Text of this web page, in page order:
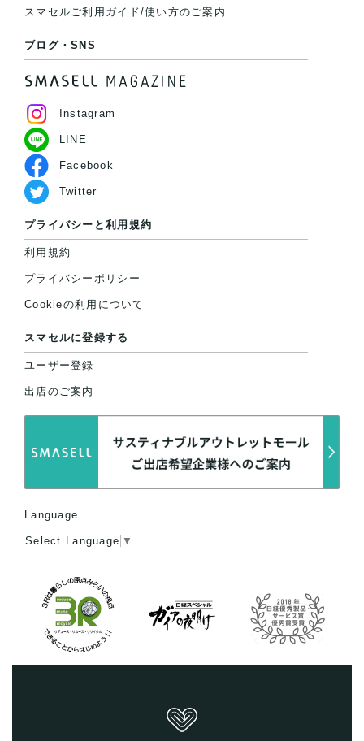
スマセルご利用ガイド/使い方のご案内
ブログ・SNS
Instagram
LINE
Facebook
Twitter
プライバシーと利用規約
利用規約
プライバシーポリシー
Cookieの利用について
スマセルに登録する
ユーザー登録
出店のご案内
Language
Select Language ▼